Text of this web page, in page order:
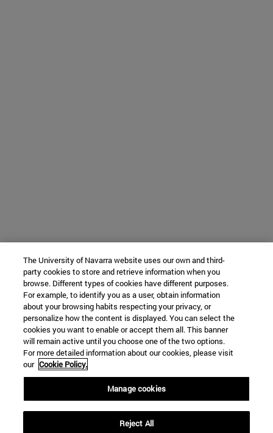
The University of Navarra website uses our own and third-
party cookies to store and retrieve information when you
browse. Different types of cookies have different purposes.
For example, to identify you as a user, obtain information
about your browsing habits respecting your privacy, or
personalize how the content is displayed. You can select the
cookies you want to enable or accept them all. This banner
will remain active until you choose one of the two options.
For more detailed information about our cookies, please visit
our Cookie Policy.
Manage cookies
Reject All